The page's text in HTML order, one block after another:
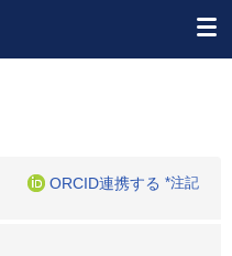
ORCID連携する *注記